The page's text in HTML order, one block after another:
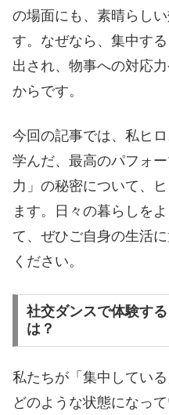
の場面にも、素晴らし
す。なぜなら、集中す
出され、物事への対応
からです。
今回の記事では、私ヒ
学んだ、最高のパフォ
力」の秘密について、
ます。日々の暮らしを
て、ぜひご自身の生活
ください。
社交ダンスで体験す
は？
私たちが「集中してい
どのような状態になっ